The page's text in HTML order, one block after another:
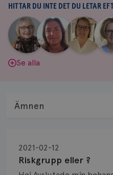
svar
HITTAR DU INTE DET DU LETAR
Aina
Johnsson
|
Anne
Andersson
Fredrika
Killander
|
Se alla
Riskgrupp eller ?
2021-02-12
Ämnen
Biopsi